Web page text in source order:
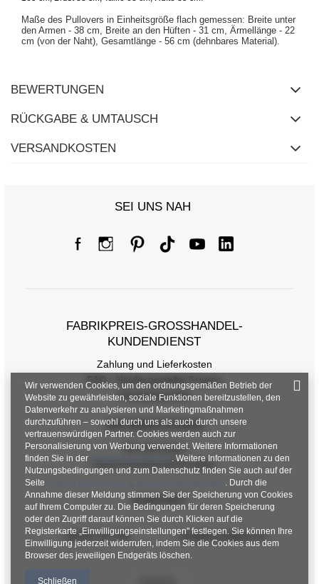
Maße des Pullovers in Einheitsgröße flach gemessen: Breite unter
den Armen - 38 cm, Breite an den Hüften - 31 cm, Ärmellänge - 22
cm (von der Naht), Gesamtlänge - 56 cm (dehnbares Material).
BEWERTUNGEN
RÜCKGABE & UMTAUSCH
VERSANDKOSTEN
SEI UNS NAH
FABRIKPREIS-GROSSHANDEL-K
UNDENDIENST
Zahlung und Lieferkosten
FAQ - Häufig gestellte Fragen
Rückgabepolitik
INFORMATIONEN
Verordnungen
Datenschutzbestimmungen
KONTAKT
+48 601 547 740 hurt@factoryprice.eu
Wir verwenden Cookies, um den ordnungsgemäßen Betrieb der
Website zu gewährleisten, soziale Funktionen bereitzustellen, den
Datenverkehr zu analysieren und Marketingmaßnahmen
durchzuführen – sowohl durch uns als auch durch unsere
vertrauenswürdigen Partner. Cookies werden auch zur
Personalisierung von Werbung verwendet. Weitere Informationen
finden Sie in der
Datenschutzrichtlinie. Weitere Informationen zu den
Nutzungsbedingungen und zum Datenschutz finden Sie auch auf der
Seite
. Durch die
Annahme dieser Meldung stimmen Sie der Speicherung von Cookies
auf Ihrem Computer zu. Die Bedingungen für deren Speicherung
oder den Zugriff darauf können Sie durch Klicken auf die
Registerkarte „Einwilligungseinstellungen" festlegen. Sie können Ihre
Einwilligung jederzeit widerrufen, indem Sie die Cookies aus dem
Browser des jeweiligen Endgeräts löschen.
Schließen